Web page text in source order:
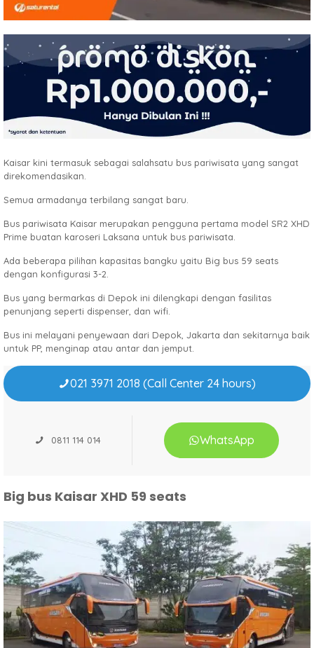
Kaisar kini termasuk sebagai salahsatu bus pariwisata yang sangat
direkomendasikan.
Semua armadanya terbilang sangat baru.
Bus pariwisata Kaisar merupakan pengguna pertama model SR2 XHD
Prime buatan karoseri Laksana untuk bus pariwisata.
Ada beberapa pilihan kapasitas bangku yaitu Big bus 59 seats
dengan konfigurasi 3-2.
Bus yang bermarkas di Depok ini dilengkapi dengan fasilitas
penunjang seperti dispenser, dan wifi.
Bus ini melayani penyewaan dari Depok, Jakarta dan sekitarnya baik
untuk PP, menginap atau antar dan jemput.
021 3971 2018 (Call Center 24 hours)
0811 114 014 WhatsApp
Big bus Kaisar XHD 59 seats